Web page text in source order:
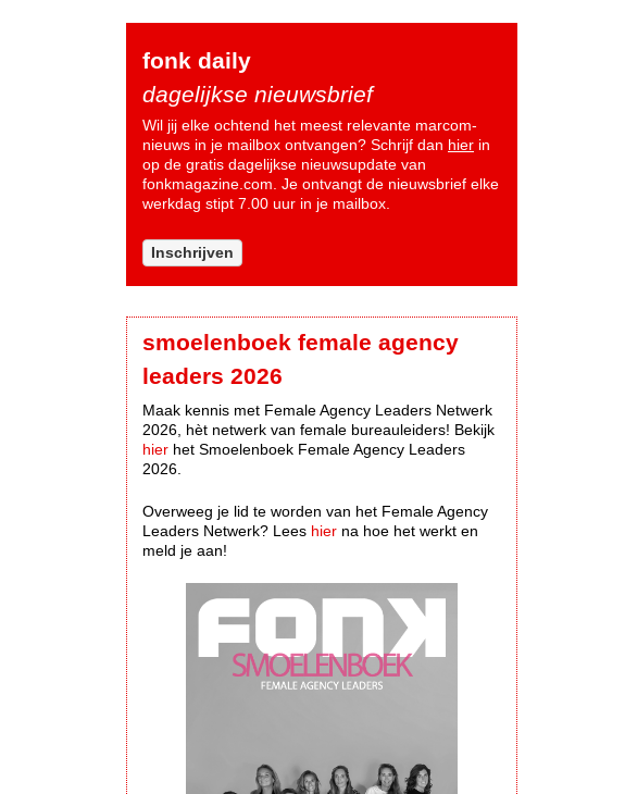
fonk daily
dagelijkse nieuwsbrief
Wil jij elke ochtend het meest relevante marcom-
nieuws in je mailbox ontvangen? Schrijf dan hier in
op de gratis dagelijkse nieuwsupdate van
fonkmagazine.com. Je ontvangt de nieuwsbrief elke
werkdag stipt 7.00 uur in je mailbox.
Inschrijven
smoelenboek female agency
leaders 2026
Maak kennis met Female Agency Leaders Netwerk
2026, hèt netwerk van female bureauleiders! Bekijk
hier het Smoelenboek Female Agency Leaders
2026.
Overweeg je lid te worden van het Female Agency
Leaders Netwerk? Lees hier na hoe het werkt en
meld je aan!